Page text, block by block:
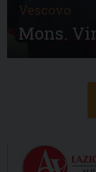
Vescovo
Mons.